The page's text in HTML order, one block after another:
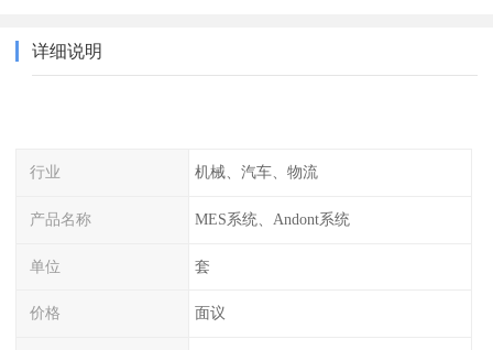
详细说明
行业 机械、汽车、物流
产品名称 MES系统、Andont系统
单位 套
价格 面议